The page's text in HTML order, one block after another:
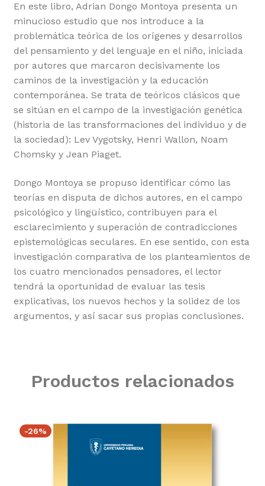
En este libro, Adrian Dongo Montoya presenta un
minucioso estudio que nos introduce a la
problemática teórica de los orígenes y desarrollos
del pensamiento y del lenguaje en el niño, iniciada
por autores que marcaron decisivamente los
caminos de la investigación y la educación
contemporánea. Se trata de teóricos clásicos que
se sitúan en el campo de la investigación genética
(historia de las transformaciones del individuo y de
la sociedad): Lev Vygotsky, Henri Wallon, Noam
Chomsky y Jean Piaget.
Dongo Montoya se propuso identificar cómo las
teorías en disputa de dichos autores, en el campo
psicológico y lingüístico, contribuyen para el
esclarecimiento y superación de contradicciones
epistemológicas seculares. En ese sentido, con esta
investigación comparativa de los planteamientos de
los cuatro mencionados pensadores, el lector
tendrá la oportunidad de evaluar las tesis
explicativas, los nuevos hechos y la solidez de los
argumentos, y así sacar sus propias conclusiones.
Productos relacionados
-26%